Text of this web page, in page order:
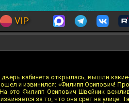
VIP
кабинета открылась, вышли
и извинился: «Филипп Осипович!
это Филипп Осипович Швейник
за то, что она срет на улице.